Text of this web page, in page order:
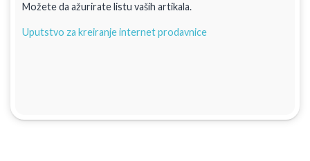
Možete da ažurirate listu vaših artikala.
Uputstvo za kreiranje internet prodavnice